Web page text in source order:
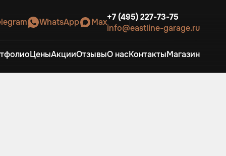
WhatsApp Max+7 (495) 227-73-75
info@eastline-garage.ru
ЦеныАкцииОтзывыО насКонтактыМагазин